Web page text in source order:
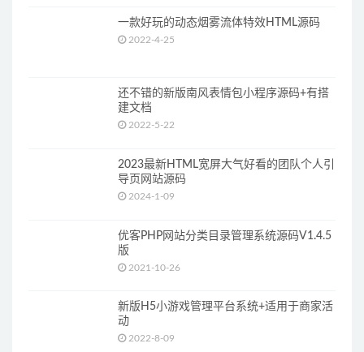
一款好玩的动态烟雾流体特效HTML源码
2022-4-25
还不错的新版南风表情包小程序源码+有搭
建文档
2022-5-22
2023最新HTML宽屏大气好看的团队个人引
导页网站源码
2024-1-09
优客PHP网站分类目录管理系统源码V1.4.5
版
2021-10-26
新版H5小游戏管理平台系统+适用于商家活
动
2022-8-09